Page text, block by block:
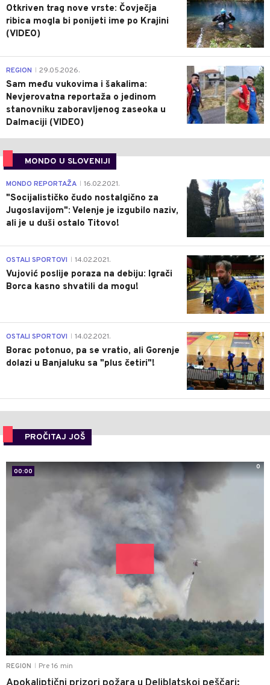
Otkriven trag nove vrste: Čovječja
ribica mogla bi ponijeti ime po Krajini
(VIDEO)
0
REGION 29.05.2026.
Sam među vukovima i šakalima:
Nevjerovatna reportaža o jedinom
stanovniku zaboravljenog zaseoka u
Dalmaciji (VIDEO)
MONDO U SLOVENIJI
4
MONDO REPORTAŽA 16.02.2021.
"Socijalističko čudo nostalgično za
Jugoslavijom": Velenje je izgubilo naziv,
ali je u duši ostalo Titovo!
1
OSTALI SPORTOVI 14.02.2021.
Vujović poslije poraza na debiju: Igrači
Borca kasno shvatili da mogu!
3
OSTALI SPORTOVI 14.02.2021.
Borac potonuo, pa se vratio, ali Gorenje
dolazi u Banjaluku sa "plus četiri"!
PROČITAJ JOŠ
REGION Pre 16 min
00:00
0